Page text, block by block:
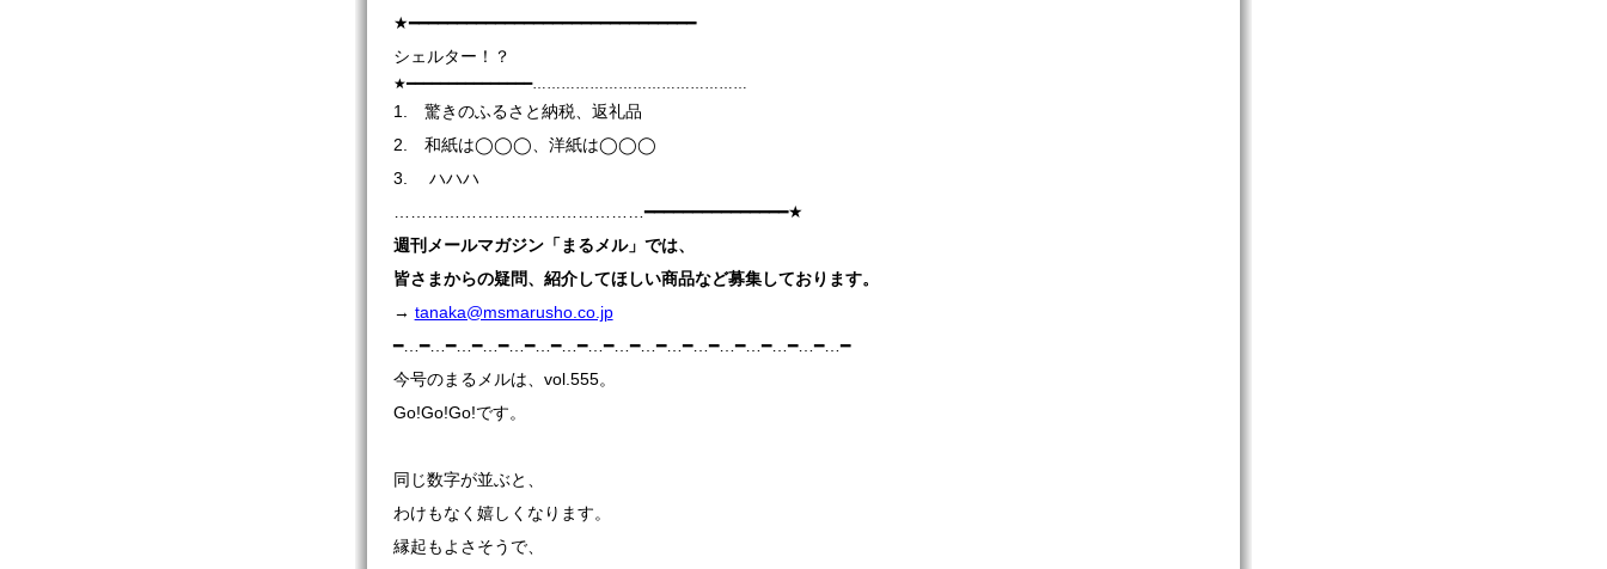
★━━━━━━━━━━━━━━━━━━━━━━━━━━━━━━
シェルター！？
★━━━━━━━━━━━━━━━………………………………………
1. 驚きのふるさと納税、返礼品
2. 和紙は◯◯◯、洋紙は◯◯◯
3. ハハハ
………………………………………━━━━━━━━━━━━━━━★
週刊 メールマガジン「まるメル」 では、
皆さまからの疑問、紹介してほしい商品など募集しております。
→ tanaka@msmarusho.co.jp
━…━…━…━…━…━…━…━…━…━…━…━…━…━…━…━…━…━
今号のまるメルは、vol.555。
Go!Go!Go!です。
同じ数字が並ぶと、
わけもなく嬉しくなります。
縁起もよさそうで、